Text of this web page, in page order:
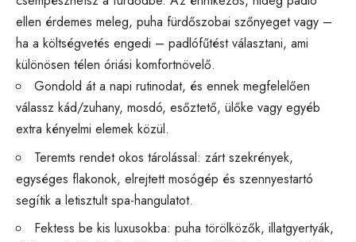
ellen érdemes meleg, puha fürdőszobai szőnyeget vagy –
ha a költségvetés engedi – padlófűtést választani, ami
különösen télen óriási komfortnövelő.
Gondold át a napi rutinodat, és ennek megfelelően
válassz kád/zuhany, mosdó, esőztető, ülőke vagy egyéb
extra kényelmi elemek közül.
Teremts rendet okos tárolással: zárt szekrények,
egységes flakonok, elrejtett mosógép és szennyestartó
segítik a letisztult spa-hangulatot.
Fektess be kis luxusokba: puha törölközők, illatgyertyák,